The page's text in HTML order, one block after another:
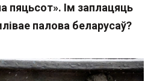
пяцьсот». Ім заплацяць
палова беларусаў?